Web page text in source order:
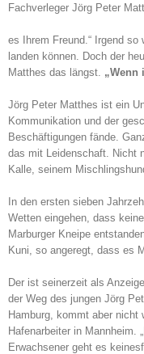
Fachverleger Jörg Peter
es Ihrem Freund.“ Irgend
landen können. Doch der
Matthes das längst. „Wenn
Jörg Peter Matthes ist ein
Kommunikation und der
Beschäftigungen fände.
das mit Leidenschaft. Nicht
Kalle, seinem
In den ersten sieben
Wetten eingehen, dass
Marburger Kneipe
Kuni, so angeregt, dass es
Der ist seinerzeit als
der Weg des jungen Jörg
Hamburg, kommt aber
Hafenarbeiter in Mannheim.
Erwachsener geht es